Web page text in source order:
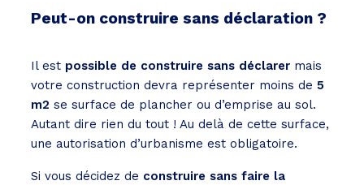
Peut-on construire sans déclaration ?
Il est possible de construire sans déclarer mais
votre construction devra représenter moins de 5
m2 se surface de plancher ou d’emprise au sol.
Autant dire rien du tout ! Au delà de cette surface,
une autorisation d’urbanisme est obligatoire.
Si vous décidez de construire sans faire la